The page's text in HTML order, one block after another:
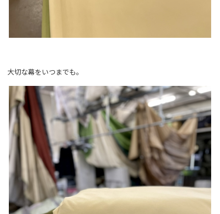
大切な幕をいつまでも。